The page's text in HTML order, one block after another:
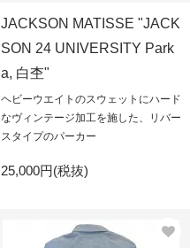
JACKSON MATISSE "JACK
SON 24 UNIVERSITY Park
a, 白杢"
ヘビーウエイトのスウェットにハード
なヴィンテージ加工を施した、リバー
スタイプのパーカー
25,000円(税抜)